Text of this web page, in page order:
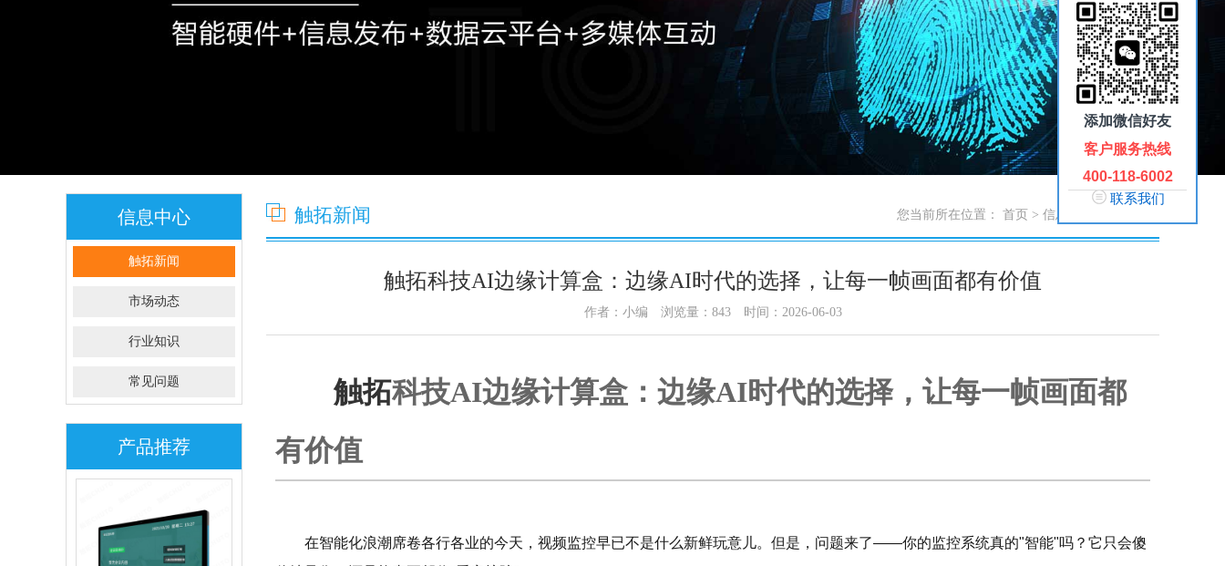
信息中心
触拓新闻
市场动态
行业知识
常见问题
产品推荐
触拓新闻 您当前所在位置： 首页 > 信息中心
触拓科技AI边缘计算盒：边缘AI时代的选择，让每一帧画面都有价值
作者：小编 浏览量： 843 时间：2026-06-03
触拓科技AI边缘计算盒：边缘AI时代的选择，让每一帧画面都
有价值
在智能化浪潮席卷各行各业的今天，视频监控早已不是什么新鲜玩意儿。但是，问题来了——你的监控系统真的"智能"吗？它只会傻
添加微信好友
客户服务热线
400-118-6002
联系我们